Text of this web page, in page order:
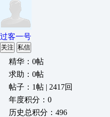
过客一号
关注 私信
精华：0帖
求助：0帖
帖子：1帖 | 2417回
年度积分：0
历史总积分：496